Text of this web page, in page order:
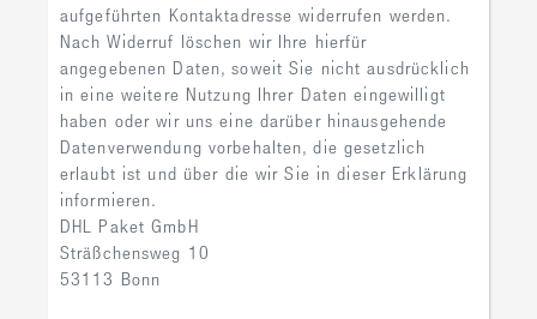
aufgeführten Kontaktadresse widerrufen werden.
Nach Widerruf löschen wir Ihre hierfür
angegebenen Daten, soweit Sie nicht ausdrücklich
in eine weitere Nutzung Ihrer Daten eingewilligt
haben oder wir uns eine darüber hinausgehende
Datenverwendung vorbehalten, die gesetzlich
erlaubt ist und über die wir Sie in dieser Erklärung
informieren.
DHL Paket GmbH
Sträßchensweg 10
53113 Bonn